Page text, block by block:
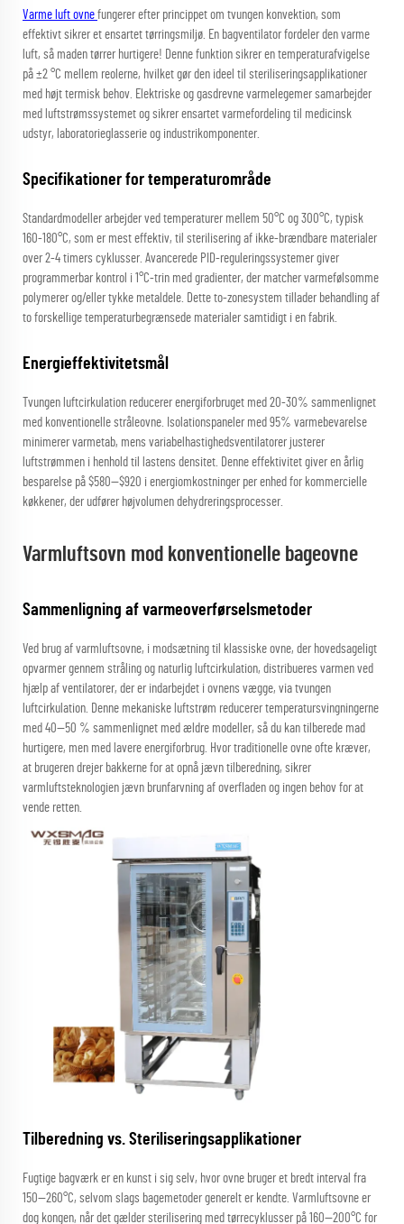
Varme luft ovne fungerer efter princippet om tvungen konvektion, som
effektivt sikrer et ensartet tørringsmiljø. En bagventilator fordeler den varme
luft, så maden tørrer hurtigere! Denne funktion sikrer en temperaturafvigelse
på ±2 °C mellem reolerne, hvilket gør den ideel til steriliseringsapplikationer
med højt termisk behov. Elektriske og gasdrevne varmelegemer samarbejder
med luftstrømssystemet og sikrer ensartet varmefordeling til medicinsk
udstyr, laboratorieglasserie og industrikomponenter.
Specifikationer for temperaturområde
Standardmodeller arbejder ved temperaturer mellem 50°C og 300°C, typisk
160-180°C, som er mest effektiv, til sterilisering af ikke-brændbare materialer
over 2-4 timers cyklusser. Avancerede PID-reguleringssystemer giver
programmerbar kontrol i 1°C-trin med gradienter, der matcher varmefølsomme
polymerer og/eller tykke metaldele. Dette to-zonesystem tillader behandling af
to forskellige temperaturbegrænsede materialer samtidigt i en fabrik.
Energieffektivitetsmål
Tvungen luftcirkulation reducerer energiforbruget med 20-30% sammenlignet
med konventionelle stråleovne. Isolationspaneler med 95% varmebevarelse
minimerer varmetab, mens variabelhastighedsventilatorer justerer
luftstrømmen i henhold til lastens densitet. Denne effektivitet giver en årlig
besparelse på $580—$920 i energiomkostninger per enhed for kommercielle
køkkener, der udfører højvolumen dehydreringsprocesser.
Varmluftsovn mod konventionelle bageovne
Sammenligning af varmeoverførselsmetoder
Ved brug af varmluftsovne, i modsætning til klassiske ovne, der hovedsageligt
opvarmer gennem stråling og naturlig luftcirkulation, distribueres varmen ved
hjælp af ventilatorer, der er indarbejdet i ovnens vægge, via tvungen
luftcirkulation. Denne mekaniske luftstrøm reducerer temperatursvingningerne
med 40—50 % sammenlignet med ældre modeller, så du kan tilberede mad
hurtigere, men med lavere energiforbrug. Hvor traditionelle ovne ofte kræver,
at brugeren drejer bakkerne for at opnå jævn tilberedning, sikrer
varmluftsteknologien jævn brunfarvning af overfladen og ingen behov for at
vende retten.
Tilberedning vs. Steriliseringsapplikationer
Fugtige bagværk er en kunst i sig selv, hvor ovne bruger et bredt interval fra
150—260°C, selvom slags bagemetoder generelt er kendte. Varmluftsovne er
dog kongen, når det gælder sterilisering med tørrecyklusser på 160—200°C for